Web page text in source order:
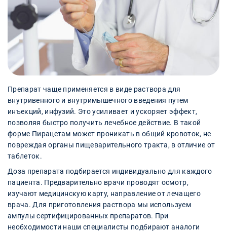
Препарат чаще применяется в виде раствора для
внутривенного и внутримышечного введения путем
инъекций, инфузий. Это усиливает и ускоряет эффект,
позволяя быстро получить лечебное действие. В такой
форме Пирацетам может проникать в общий кровоток, не
повреждая органы пищеварительного тракта, в отличие от
таблеток.
Доза препарата подбирается индивидуально для каждого
пациента. Предварительно врачи проводят осмотр,
изучают медицинскую карту, направление от лечащего
врача. Для приготовления раствора мы используем
ампулы сертифицированных препаратов. При
необходимости наши специалисты подбирают аналоги